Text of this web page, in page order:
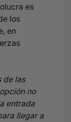
es
los
en
de las
no
entrada
llegar a